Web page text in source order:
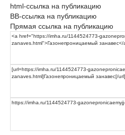
html-ссылка на публикацию
BB-ссылка на публикацию
Прямая ссылка на публикацию